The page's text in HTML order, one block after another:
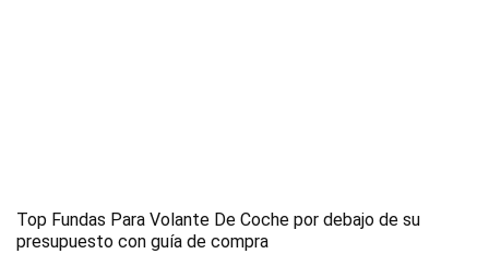
Top Fundas Para Volante De Coche por debajo de su
presupuesto con guía de compra